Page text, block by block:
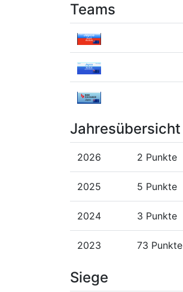
Teams
Jahresübersicht
2026 2 Punkte
2025 5 Punkte
2024 3 Punkte
2023 73 Punkte
Siege